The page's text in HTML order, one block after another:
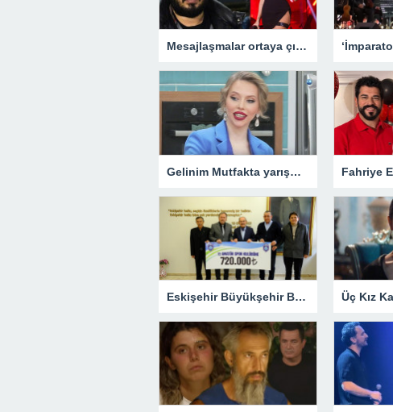
Mesajlaşmalar ortaya çıkmıştı! Hadise-Reza Zarrab olayında flaş gelişme
Gelinim Mutfakta yarışmacısı Olena Melnıchuk nereli? Gelinim Mutfakta Olena kimdir, kaç yaşında?
Eskişehir Büyükşehir Belediyesi’nden Amatör Spora Nakdi Destek